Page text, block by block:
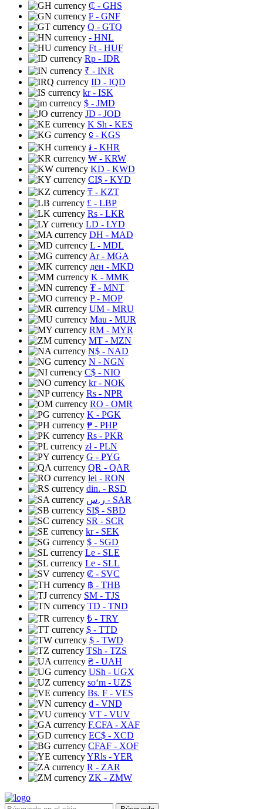
₵ - GHS
₣ - GNF
Q - GTQ
- HNL
Ft - HUF
Rp - IDR
₹ - INR
ID - IQD
kr- ISK
$ - JMD
JD - JOD
K Sh - KES
⃀ - KGS
៛ - KHR
₩ - KRW
KD - KWD
CI$ - KYD
₸ - KZT
£ - LBP
Rs - LKR
LD - LYD
DH - MAD
L - MDL
Ar- MGA
ден - MKD
K - MMK
₮ - MNT
P- MOP
UM - MRU
Mau - MUR
RM - MYR
MT - MZN
N$ - NAD
N - NGN
C$ - NIO
kr- NOK
Rs - NPR
RO - OMR
K - PGK
₱ - PHP
Rs - PKR
zł- PLN
G - PYG
QR - QAR
lei - RON
din. - RSD
ر.س - SAR
SI$ - SBD
SR - SCR
kr- SEK
$ - SGD
Le - SLE
Le - SLL
₡ - SVC
฿ - THB
ЅМ - TJS
TD - TND
₺ - TRY
$ - TTD
$ - TWD
TSh - TZS
₴ - UAH
USh - UGX
soʻm - UZS
Bs. F - VES
₫ - VND
VT - VUV
F.CFA - XAF
EC$ - XCD
CFAF - XOF
YRls - YER
R - ZAR
ZK - ZMW